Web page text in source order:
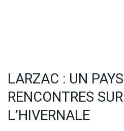
LARZAC : UN
RENCONTRES
L’HIVERNALE